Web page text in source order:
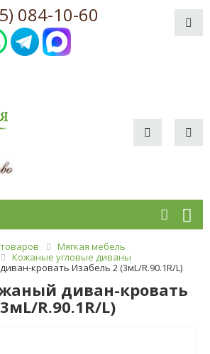
084-10-60
Мягкая мебель
Кожаные угловые диваны
кровать Изабель 2 (3мL/R.90.1R/L)
диван-кровать
R.90.1R/L)